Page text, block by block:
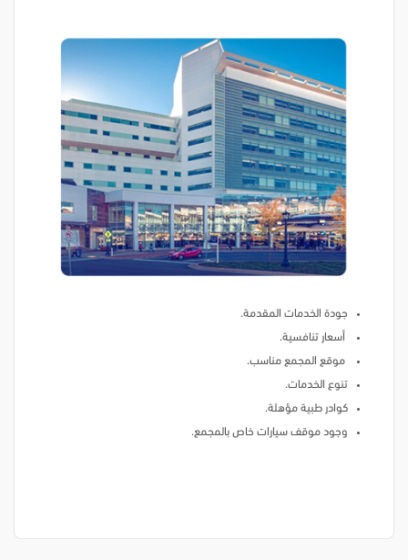
جودة الخدمات المقدمة.
أسعار تنافسية.
موقع المجمع مناسب.
تنوع الخدمات.
كوادر طبية مؤهلة.
وجود موقف سيارات خاص بالمجمع.